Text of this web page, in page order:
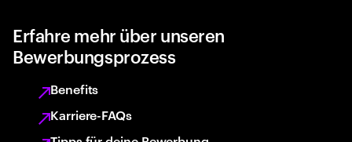
Erfahre mehr über unseren
Bewerbungsprozess
Benefits
Karriere-FAQs